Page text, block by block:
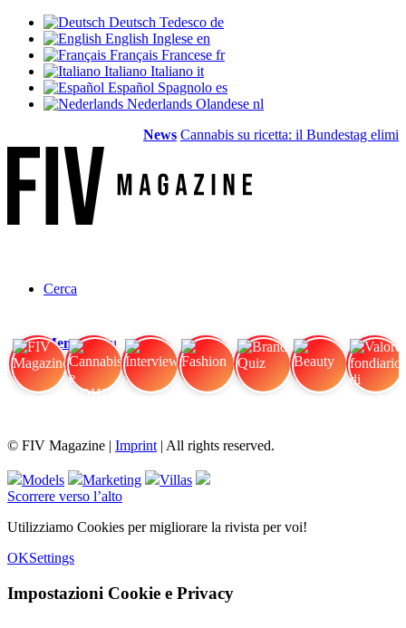
Deutsch Tedesco de
English Inglese en
Français Francese fr
Italiano Italiano it
Español Spagnolo es
Nederlands Olandese nl
News Cannabis su ricetta: il Bundestag
Cerca
Menu Menu
© FIV Magazine | Imprint | All rights reserved.
Models Marketing
Villas
Scorrere verso l’alto
Utilizziamo Cookies per migliorare la rivista per voi!
OKSettings
Impostazioni Cookie e Privacy